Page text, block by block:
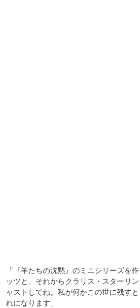
「『羊たちの沈黙』のミニシリーズを
ッツと、それからクラリス・スターリ
ャストしてね。私が何かこの世に残す
れになります」